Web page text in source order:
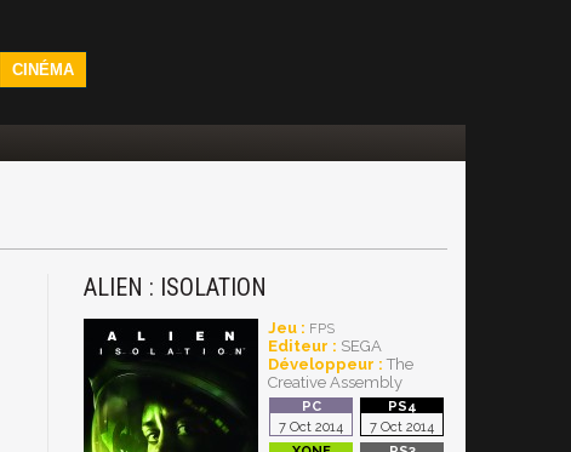
CINÉMA
ALIEN : ISOLATION
Jeu : FPS
Editeur : SEGA
Développeur : The
Creative Assembly
7 Oct 2014 7 Oct 2014